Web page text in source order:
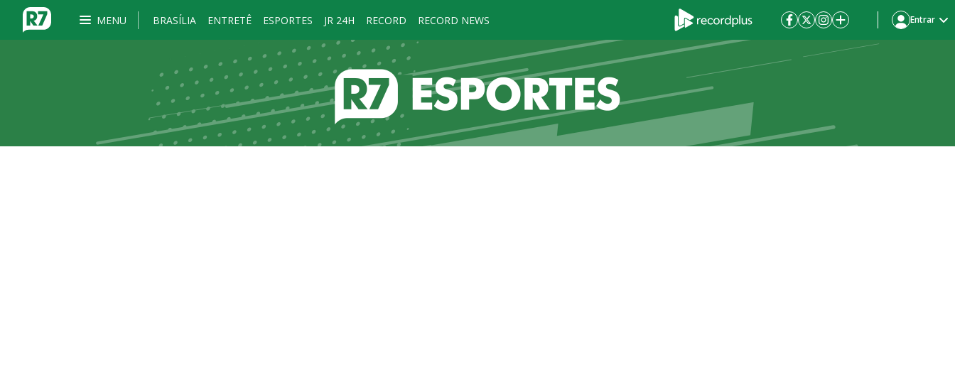
MENU BRASÍLIA ENTRETÊ ESPORTES JR 24H RECORD RECORD NEWS Entrar